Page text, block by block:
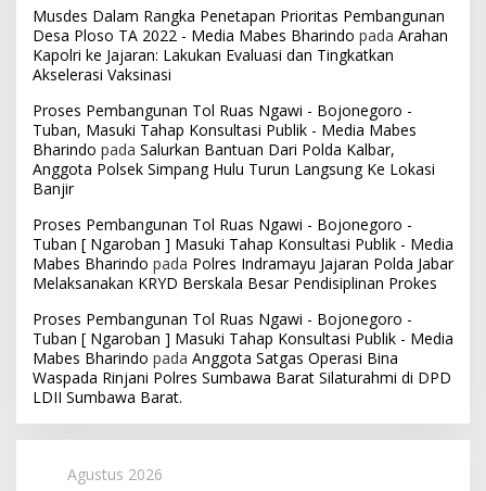
Musdes Dalam Rangka Penetapan Prioritas Pembangunan
Desa Ploso TA 2022 - Media Mabes Bharindo pada Arahan
Kapolri ke Jajaran: Lakukan Evaluasi dan Tingkatkan
Akselerasi Vaksinasi
Proses Pembangunan Tol Ruas Ngawi - Bojonegoro -
Tuban, Masuki Tahap Konsultasi Publik - Media Mabes
Bharindo pada Salurkan Bantuan Dari Polda Kalbar,
Anggota Polsek Simpang Hulu Turun Langsung Ke Lokasi
Banjir
Proses Pembangunan Tol Ruas Ngawi - Bojonegoro -
Tuban [ Ngaroban ] Masuki Tahap Konsultasi Publik - Media
Mabes Bharindo pada Polres Indramayu Jajaran Polda Jabar
Melaksanakan KRYD Berskala Besar Pendisiplinan Prokes
Proses Pembangunan Tol Ruas Ngawi - Bojonegoro -
Tuban [ Ngaroban ] Masuki Tahap Konsultasi Publik - Media
Mabes Bharindo pada Anggota Satgas Operasi Bina
Waspada Rinjani Polres Sumbawa Barat Silaturahmi di DPD
LDII Sumbawa Barat.
Agustus 2026